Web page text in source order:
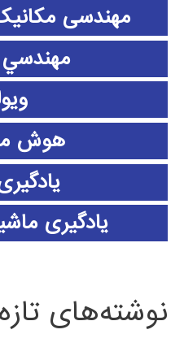
مهندسی
هوش
یادگیری
نوشته‌های تازه